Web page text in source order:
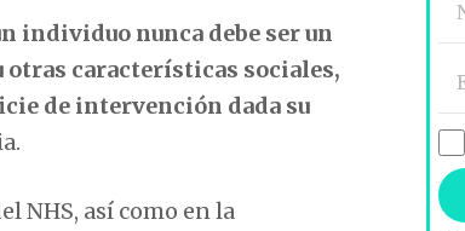
individuo nunca debe ser un
otras características sociales,
de intervención dada su
NHS, así como en la